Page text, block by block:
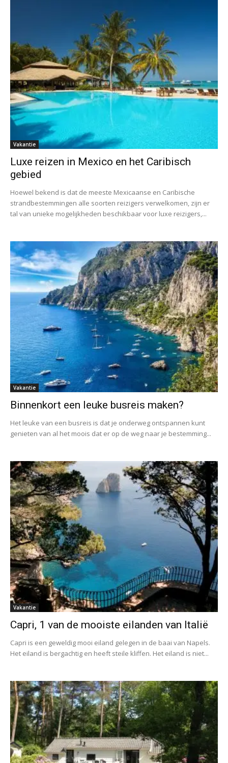
Vakantie
Luxe reizen in Mexico en het Caribisch
gebied
Hoewel bekend is dat de meeste Mexicaanse en Caribische
strandbestemmingen alle soorten reizigers verwelkomen, zijn er
tal van unieke mogelijkheden beschikbaar voor luxe reizigers,...
Vakantie
Binnenkort een leuke busreis maken?
Het leuke van een busreis is dat je onderweg ontspannen kunt
genieten van al het moois dat er op de weg naar je bestemming...
Vakantie
Capri, 1 van de mooiste eilanden van Italië
Capri is een geweldig mooi eiland gelegen in de baai van Napels.
Het eiland is bergachtig en heeft steile kliffen. Het eiland is niet...